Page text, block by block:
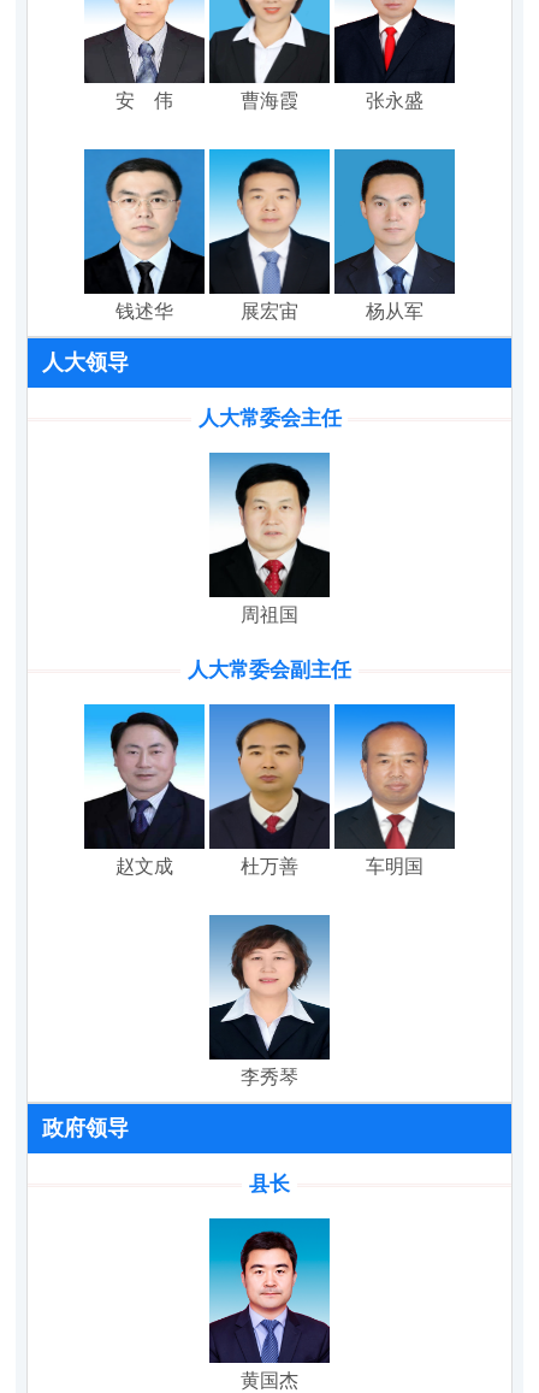
安 伟 曹海霞 张永盛
钱述华 展宏宙 杨从军
人大领导
人大常委会主任
周祖国
人大常委会副主任
赵文成 杜万善 车明国
李秀琴
政府领导
县长
黄国杰